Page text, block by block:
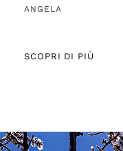
ANGELA
SCOPRI DI PIÙ